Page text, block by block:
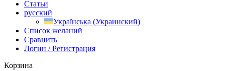
Статьи
русский
Українська (Украинский)
Список желаний
Сравнить
Логин / Регистрация
Корзина